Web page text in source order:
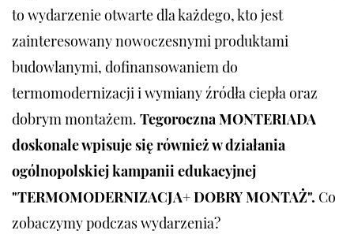
to wydarzenie otwarte dla każdego, kto jest
zainteresowany nowoczesnymi produktami
budowlanymi, dofinansowaniem do
termomodernizacji i wymiany źródła ciepła oraz
dobrym montażem. Tegoroczna MONTERIADA
doskonale wpisuje się również w działania
ogólnopolskiej kampanii edukacyjnej
"TERMOMODERNIZACJA+ DOBRY MONTAŻ". Co
zobaczymy podczas wydarzenia?